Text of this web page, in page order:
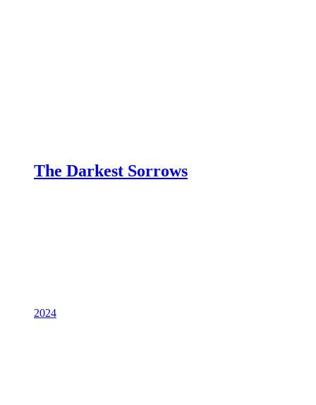
The Darkest Sorrows
2024